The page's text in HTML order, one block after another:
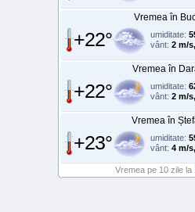
Vremea în
+22° umiditate:
vânt: 2 m/s,
Vremea în
+22° umiditate:
vânt: 2 m/s,
Vremea în
+23° umiditate:
vânt: 4 m/s,
Vremea pe 10 zile la